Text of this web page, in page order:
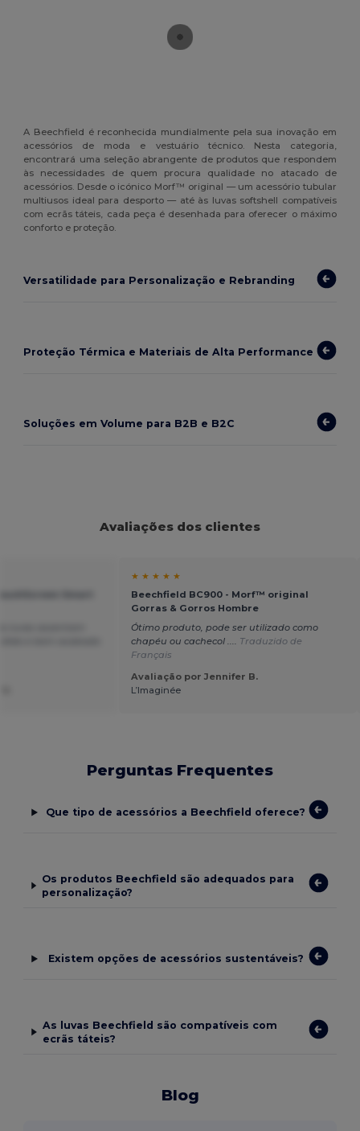
A Beechfield é reconhecida mundialmente pela sua inovação em
acessórios de moda e vestuário técnico. Nesta categoria,
encontrará uma seleção abrangente de produtos que respondem
às necessidades de quem procura qualidade no atacado de
acessórios. Desde o icónico Morf™ original — um acessório tubular
multiusos ideal para desporto — até às luvas softshell compatíveis
com ecrãs táteis, cada peça é desenhada para oferecer o máximo
conforto e proteção.
Versatilidade para Personalização e Rebranding
Proteção Térmica e Materiais de Alta Performance
Soluções em Volume para B2B e B2C
Avaliações dos clientes
★ ★ ★ ★ ★
Beechfield BC900 - Morf™ original
Gorras & Gorros Hombre
Ótimo produto, pode ser utilizado como
chapéu ou cachecol .... Traduzido de
Français
Avaliação por Jennifer B.
L’Imaginée
Perguntas Frequentes
Que tipo de acessórios a Beechfield oferece?
Os produtos Beechfield são adequados para
personalização?
Existem opções de acessórios sustentáveis?
As luvas Beechfield são compatíveis com
ecrãs táteis?
Blog